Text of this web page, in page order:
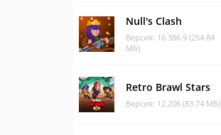
Null's Clash
Версия: 16.386.9 (254.84
МБ)
Retro Brawl Stars
Версия: 12.206 (83.74 МБ)